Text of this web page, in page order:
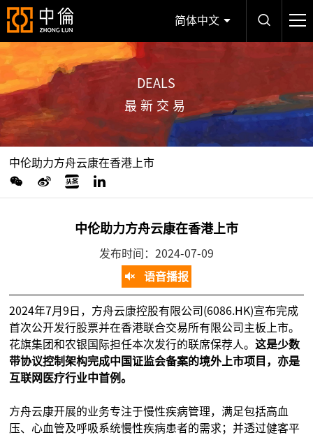
简体中文
DEALS
最新交易
中伦助力方舟云康在香港上市
中伦助力方舟云康在香港上市
发布时间：2024-07-09
语音播报
2024年7月9日，方舟云康控股有限公司(6086.HK)宣布完成
首次公开发行股票并在香港联合交易所有限公司主板上市。
花旗集团和农银国际担任本次发行的联席保荐人。这是少数
带协议控制架构完成中国证监会备案的境外上市项目，亦是
互联网医疗行业中首例。
方舟云康开展的业务专注于慢性疾病管理，满足包括高血
压、心血管及呼吸系统慢性疾病患者的需求；并透过健客平